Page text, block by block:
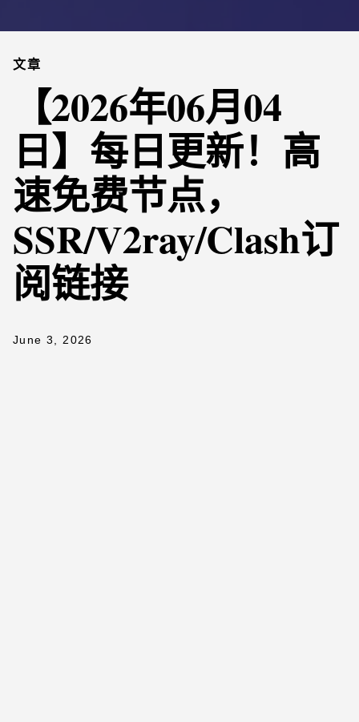
文章
【2026年06月04
日】每日更新！高
速免费节点，
SSR/V2ray/Clash订
阅链接
June 3, 2026